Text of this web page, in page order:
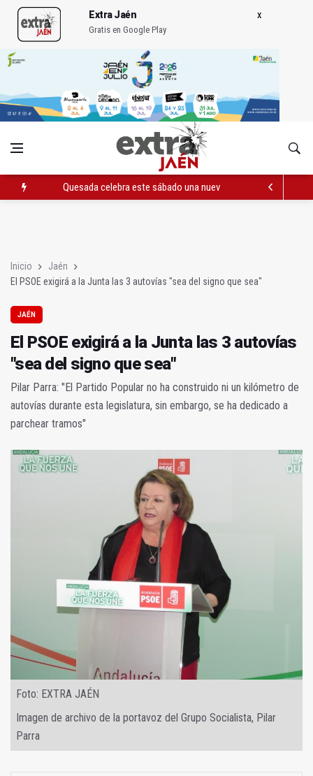
Extra Jaén
Gratis en Google Play
Quesada celebra este sábado una nueva jornada de Orgullo
Inicio
Jaén
El PSOE exigirá a la Junta las 3 autovías "sea del signo que sea"
JAÉN
El PSOE exigirá a la Junta las 3 autovías
"sea del signo que sea"
Pilar Parra: "El Partido Popular no ha construido ni un kilómetro de
autovías durante esta legislatura, sin embargo, se ha dedicado a
parchear tramos"
Foto: EXTRA JAÉN
Imagen de archivo de la portavoz del Grupo Socialista, Pilar
Parra